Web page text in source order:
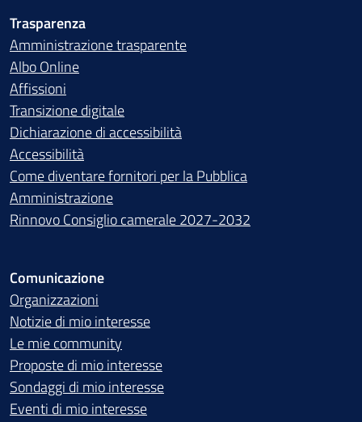
Trasparenza
Amministrazione trasparente
Albo Online
Affissioni
Transizione digitale
Dichiarazione di accessibilità
Accessibilità
Come diventare fornitori per la Pubblica
Amministrazione
Rinnovo Consiglio camerale 2027-2032
Comunicazione
Organizzazioni
Notizie di mio interesse
Le mie community
Proposte di mio interesse
Sondaggi di mio interesse
Eventi di mio interesse